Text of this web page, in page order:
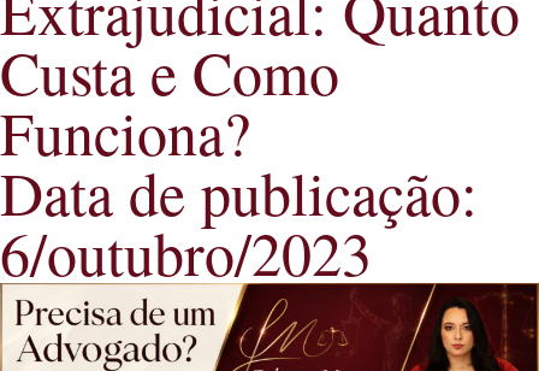
Custa e Como
Funciona?
Data de publicação:
6/outubro/2023